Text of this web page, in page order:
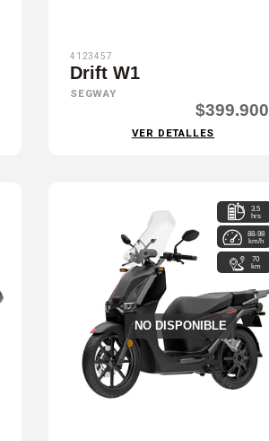
4123457
Drift W1
SEGWAY
$399.900
VER DETALLES
NO DISPONIBLE
3.5
hrs
88-98
km/h
70
km